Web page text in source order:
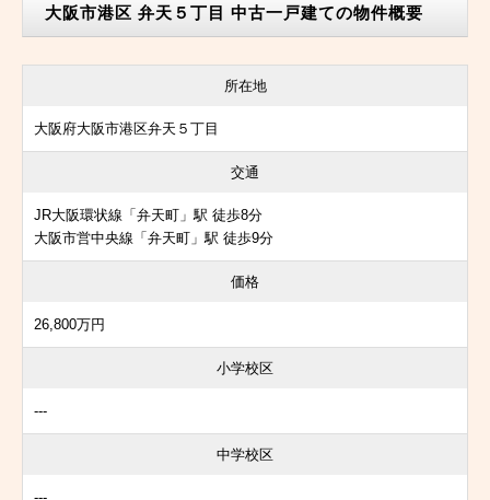
大阪市港区 弁天５丁目 中古一戸建ての物件概要
所在地
大阪府大阪市港区弁天５丁目
交通
JR大阪環状線「弁天町」駅 徒歩8分
大阪市営中央線「弁天町」駅 徒歩9分
価格
26,800万円
小学校区
---
中学校区
---